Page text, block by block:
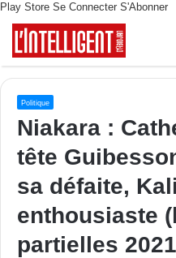
Play Store Se Connecter S'Abonner
Politique
Niakara :
tête
sa défaite,
enthousiaste
partielles